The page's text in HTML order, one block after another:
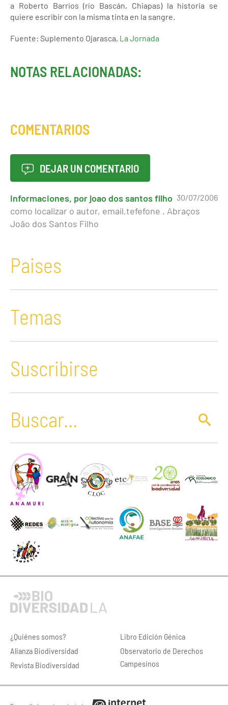
a Roberto Barrios (río Bascán, Chiapas) la historia se
quiere escribir con la misma tinta en la sangre.
Fuente: Suplemento Ojarasca, La Jornada
NOTAS RELACIONADAS:
COMENTARIOS
DEJAR UN COMENTARIO
30/07/2006
informaciones, por joao dos santos filho
como localizar o autor, email,tefefone . Abraços
João dos Santos Filho
Paises
Temas
Suscribirse
¿Quiénes somos?
Alianza Biodiversidad
Revista Biodiversidad
Libro Edición Génica
Observatorio de Derechos
Campesinos